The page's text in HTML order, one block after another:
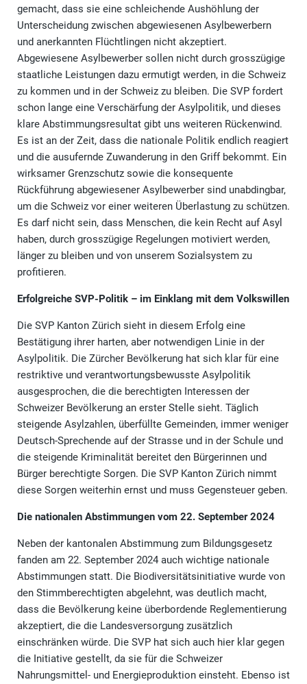
gemacht, dass sie eine schleichende Aushöhlung der
Unterscheidung zwischen abgewiesenen Asylbewerbern
und anerkannten Flüchtlingen nicht akzeptiert.
Abgewiesene Asylbewerber sollen nicht durch grosszügige
staatliche Leistungen dazu ermutigt werden, in die Schweiz
zu kommen und in der Schweiz zu bleiben. Die SVP fordert
schon lange eine Verschärfung der Asylpolitik, und dieses
klare Abstimmungsresultat gibt uns weiteren Rückenwind.
Es ist an der Zeit, dass die nationale Politik endlich reagiert
und die ausufernde Zuwanderung in den Griff bekommt. Ein
wirksamer Grenzschutz sowie die konsequente
Rückführung abgewiesener Asylbewerber sind unabdingbar,
um die Schweiz vor einer weiteren Überlastung zu schützen.
Es darf nicht sein, dass Menschen, die kein Recht auf Asyl
haben, durch grosszügige Regelungen motiviert werden,
länger zu bleiben und von unserem Sozialsystem zu
profitieren.
Erfolgreiche SVP-Politik – im Einklang mit dem Volkswillen
Die SVP Kanton Zürich sieht in diesem Erfolg eine
Bestätigung ihrer harten, aber notwendigen Linie in der
Asylpolitik. Die Zürcher Bevölkerung hat sich klar für eine
restriktive und verantwortungsbewusste Asylpolitik
ausgesprochen, die die berechtigten Interessen der
Schweizer Bevölkerung an erster Stelle sieht. Täglich
steigende Asylzahlen, überfüllte Gemeinden, immer weniger
Deutsch-Sprechende auf der Strasse und in der Schule und
die steigende Kriminalität bereitet den Bürgerinnen und
Bürger berechtigte Sorgen. Die SVP Kanton Zürich nimmt
diese Sorgen weiterhin ernst und muss Gegensteuer geben.
Die nationalen Abstimmungen vom 22. September 2024
Neben der kantonalen Abstimmung zum Bildungsgesetz
fanden am 22. September 2024 auch wichtige nationale
Abstimmungen statt. Die Biodiversitätsinitiative wurde von
den Stimmberechtigten abgelehnt, was deutlich macht,
dass die Bevölkerung keine überbordende Reglementierung
akzeptiert, die die Landesversorgung zusätzlich
einschränken würde. Die SVP hat sich auch hier klar gegen
die Initiative gestellt, da sie für die Schweizer
Nahrungsmittel- und Energieproduktion einsteht. Ebenso ist